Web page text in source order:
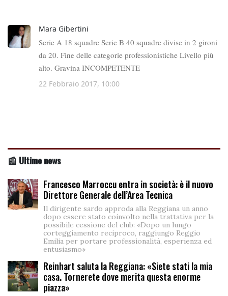
📰 Ultime news
Francesco Marroccu entra in società: è il nuovo
Direttore Generale dell’Area Tecnica
Il dirigente sardo approda alla Reggiana un anno
dopo essere stato coinvolto nella trattativa per la
possibile cessione del club: «Dopo un lungo
corteggiamento reciproco, raggiungo Reggio
Emilia per portare professionalità, esperienza ed
entusiasmo»
Reinhart saluta la Reggiana: «Siete stati la mia
casa. Tornerete dove merita questa enorme
piazza»